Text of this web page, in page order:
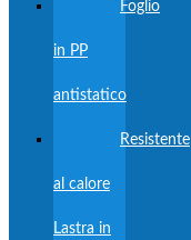
Foglio
in PP
antistatico
Resistente
al calore
Lastra in